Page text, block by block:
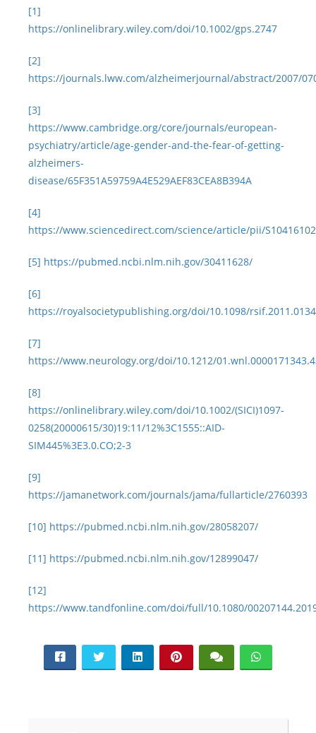
[1]
https://onlinelibrary.wiley.com/doi/10.1002/gps.2747
[2]
https://journals.lww.com/alzheimerjournal/abstract/2007/
[3]
https://www.cambridge.org/core/journals/european-
psychiatry/article/age-gender-and-the-fear-of-getting-
alzheimers-
disease/65F351A59759A4E529AEF83CEA8B394A
[4]
https://www.sciencedirect.com/science/article/pii/
[5] https://pubmed.ncbi.nlm.nih.gov/30411628/
[6]
https://royalsocietypublishing.org/doi/10.1098/rsif.2011.0134
[7]
https://www.neurology.org/doi/10.1212/
[8]
https://onlinelibrary.wiley.com/doi/10.1002/(SICI)1097-
0258(20000615/30)19:11/12%3C1555::AID-
SIM445%3E3.0.CO;2-3
[9]
https://jamanetwork.com/journals/jama/fullarticle/2760393
[10] https://pubmed.ncbi.nlm.nih.gov/28058207/
[11] https://pubmed.ncbi.nlm.nih.gov/12899047/
[12]
https://www.tandfonline.com/doi/full/10.1080/